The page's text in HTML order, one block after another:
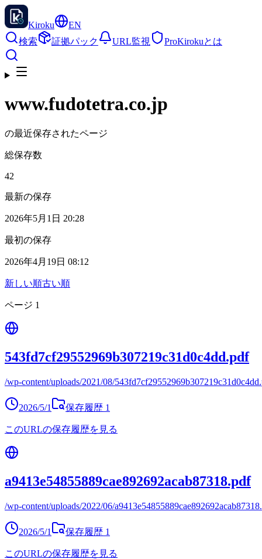
Kiroku
EN
検索
証拠パック URL監視 ProKirokuとは
www.fudotetra.co.jp
の最近保存されたページ
総保存数
42
最新の保存
2026年5月1日 20:28
最初の保存
2026年4月19日 08:12
新しい順古い順
ページ 1
543fd7cf29552969b307219c31d0c4dd.pdf
/wp-content/uploads/2021/08/
2026/5/1 保存履歴 1
このURLの保存履歴を見る
a9413e54855889cae892692acab87318.pdf
/wp-content/uploads/2022/06/
2026/5/1 保存履歴 1
このURLの保存履歴を見る